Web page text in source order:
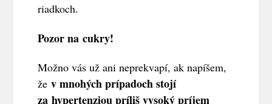
riadkoch.
Pozor na cukry!
Možno vás už ani neprekvapí, ak napíšem,
žev mnohých prípadoch stojí
za hypertenziou príliš vysoký príjem